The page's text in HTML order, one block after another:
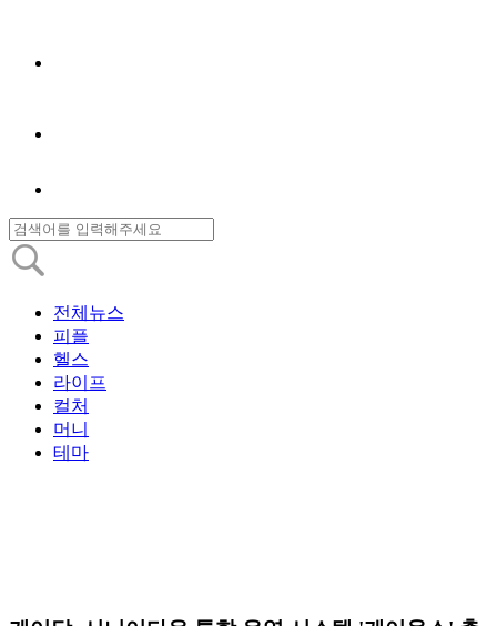
전체뉴스
피플
헬스
라이프
컬처
머니
테마